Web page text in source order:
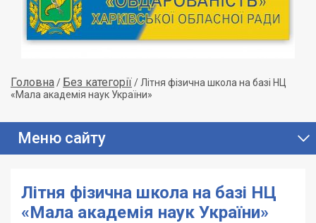
Головна/ Без категорії/ Літня фізична школа на базі НЦ
«Мала академія наук України»
Меню сайту
Літня фізична школа на базі НЦ
«Мала академія наук України»